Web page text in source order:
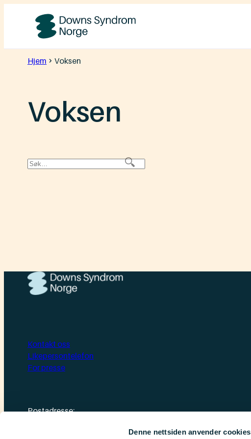
Denne nettsiden anvender cookies
innhold
Downs
Syndrom
Hjem Voksen
Voksen
Kontakt oss
Likepersontelefon
For presse
Postadresse:
Postboks 1874 Vika, 0124 Oslo